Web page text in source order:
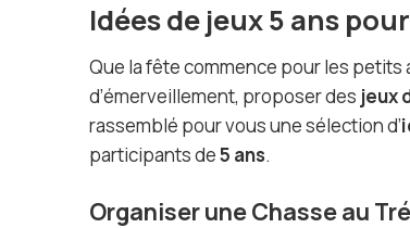
Idées de jeux 5 ans
Que la fête commence pour les petits
d’émerveillement, proposer des jeux
rassemblé pour vous une sélection d’
participants de5 ans.
Organiser une Chasse au